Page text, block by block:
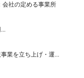
会社の定める事業所
業を立ち上げ・運...